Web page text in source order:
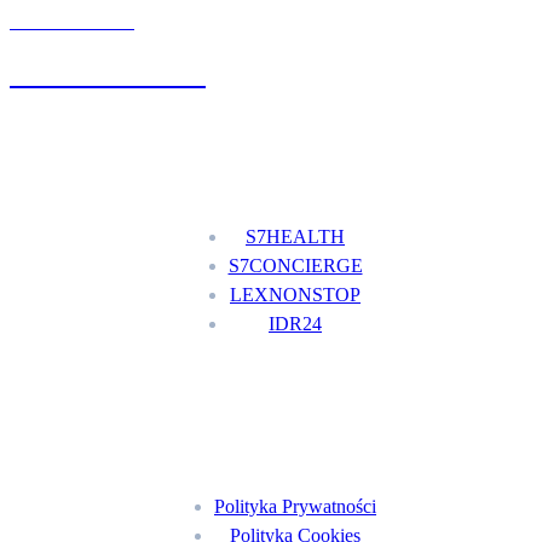
S7HEALTH
S7CONCIERGE
LEXNONSTOP
IDR24
Polityka Prywatności
Polityka Cookies